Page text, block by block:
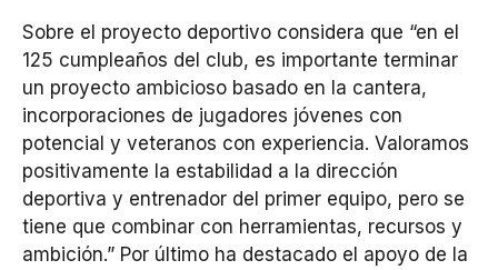
Sobre el proyecto deportivo considera que “en el
125 cumpleaños del club, es importante terminar
un proyecto ambicioso basado en la cantera,
incorporaciones de jugadores jóvenes con
potencial y veteranos con experiencia. Valoramos
positivamente la estabilidad a la dirección
deportiva y entrenador del primer equipo, pero se
tiene que combinar con herramientas, recursos y
ambición.” Por último ha destacado el apoyo de la